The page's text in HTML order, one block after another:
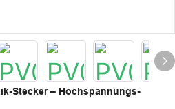
Stecker – Hochspannungs-